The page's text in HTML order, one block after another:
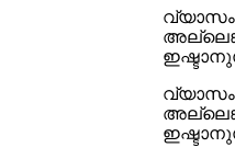
വ്യാസം
വ്യാസം